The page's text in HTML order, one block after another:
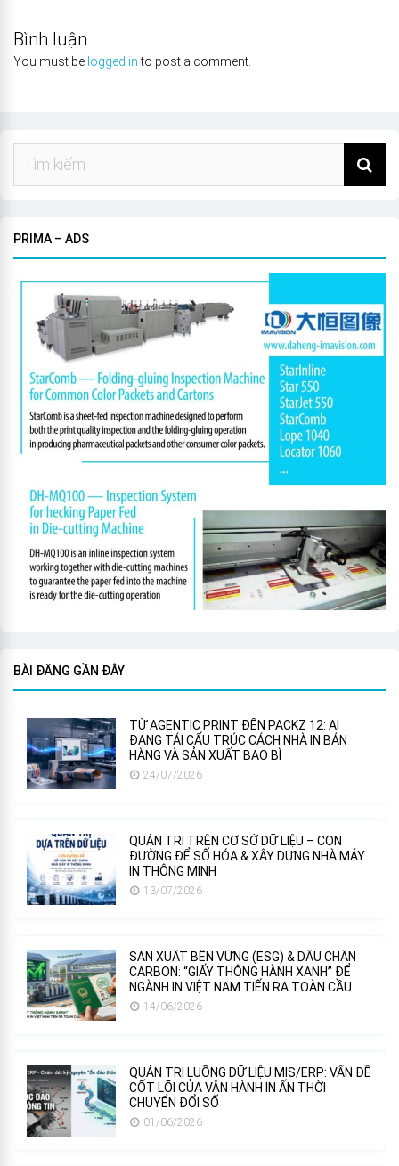
Bình luận
You must be logged into post a comment.
PRIMA – ADS
BÀI ĐĂNG GẦN ĐÂY
TỪ AGENTIC PRINT ĐẾN PACKZ 12: AI
ĐANG TÁI CẤU TRÚC CÁCH NHÀ IN BÁN
HÀNG VÀ SẢN XUẤT BAO BÌ
24/07/2026
QUẢN TRỊ TRÊN CƠ SỞ DỮ LIỆU – CON
ĐƯỜNG ĐỂ SỐ HÓA & XÂY DỰNG NHÀ MÁY
IN THÔNG MINH
13/07/2026
SẢN XUẤT BỀN VỮNG (ESG) & DẤU CHÂN
CARBON: “GIẤY THÔNG HÀNH XANH” ĐỂ
NGÀNH IN VIỆT NAM TIẾN RA TOÀN CẦU
14/06/2026
QUẢN TRỊ LUỒNG DỮ LIỆU MIS/ERP: VẤN ĐỀ
CỐT LÕI CỦA VẬN HÀNH IN ẤN THỜI
CHUYỂN ĐỔI SỐ
01/06/2026